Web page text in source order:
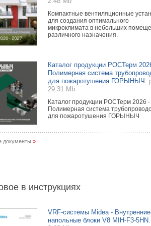
Компактные вентиляционные
для создания оптимального
микроклимата в небольших
различного назначения.
Каталог продукции РОСТерм
Полимерная система
для пожаротушения ГОРЫНЫЧ.
29.31 Mb
Каталог продукции РОСТерм 2026 -
Полимерная система
для пожаротушения ГОРЫНЫЧ
документы »
в инструкциях
VRF-системы Midea - Внутренние
напольные блоки V8 MIH-F3-5HN.